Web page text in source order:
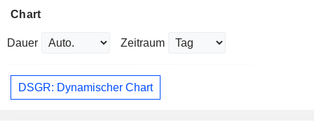
Chart
Dauer Zeitraum
DSGR: Dynamischer Chart